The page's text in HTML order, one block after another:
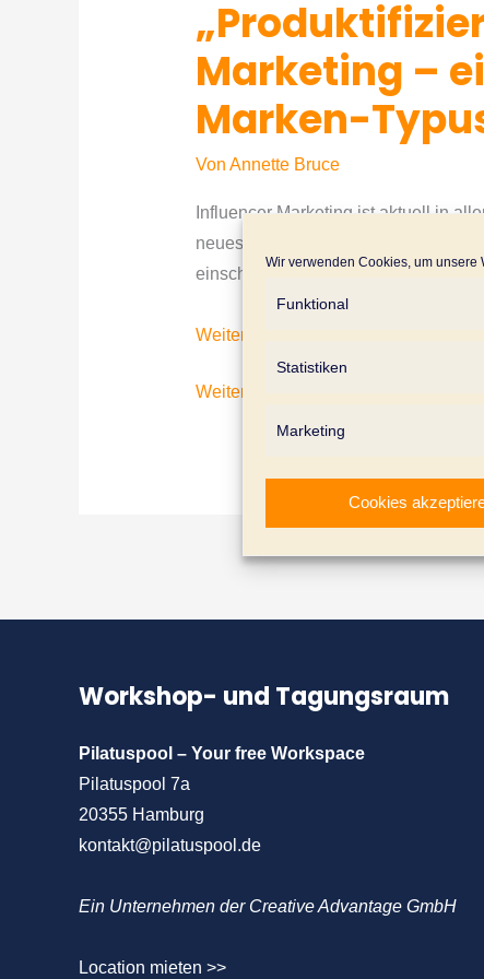
Wir verwenden Cookies, um unsere
Funktional
Statistiken
Marketing
Cookies
Marketing –
Marken-
Von Annette Bruce
Influencer Marketing ist aktuell in
neuesten Trends, die fünf
einschlägigen Medien lesen kann. …
„Produktifizierung“
Influencer
Weiterlesen »
„Produktifizierung“
Marketing
Weiterlesen »
Workshop- und Tagungsraum
Pilatuspool – Your free Workspace
Pilatuspool 7a
20355 Hamburg
kontakt@pilatuspool.de
Ein Unternehmen der Creative Advantage GmbH
Location mieten >>